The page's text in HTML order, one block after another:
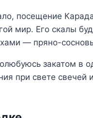
посещение
мир. Его скалы
— пряно-
закатом в
при свете свечей